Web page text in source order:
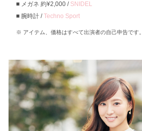
メガネ 約¥2,000 / SNIDEL
腕時計 /Techno Sport
アイテム、価格はすべて出演者の自己申告です。